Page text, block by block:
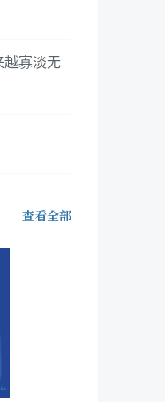
越寡淡无
查看全部